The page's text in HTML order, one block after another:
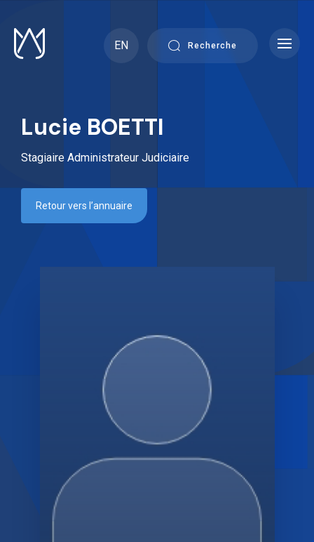
content
EN
Recherche
Lucie BOETTI
Stagiaire Administrateur Judiciaire
Retour vers l’annuaire